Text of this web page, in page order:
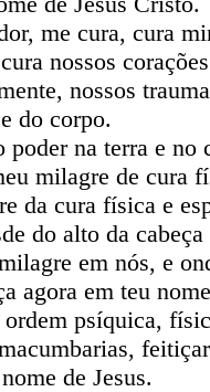
me cura, cura
nossos
nossos
do corpo.
na terra e no
milagre de cura
da cura física e
do alto da
em nós, e
agora em teu
ordem psíquica,
de Jesus.